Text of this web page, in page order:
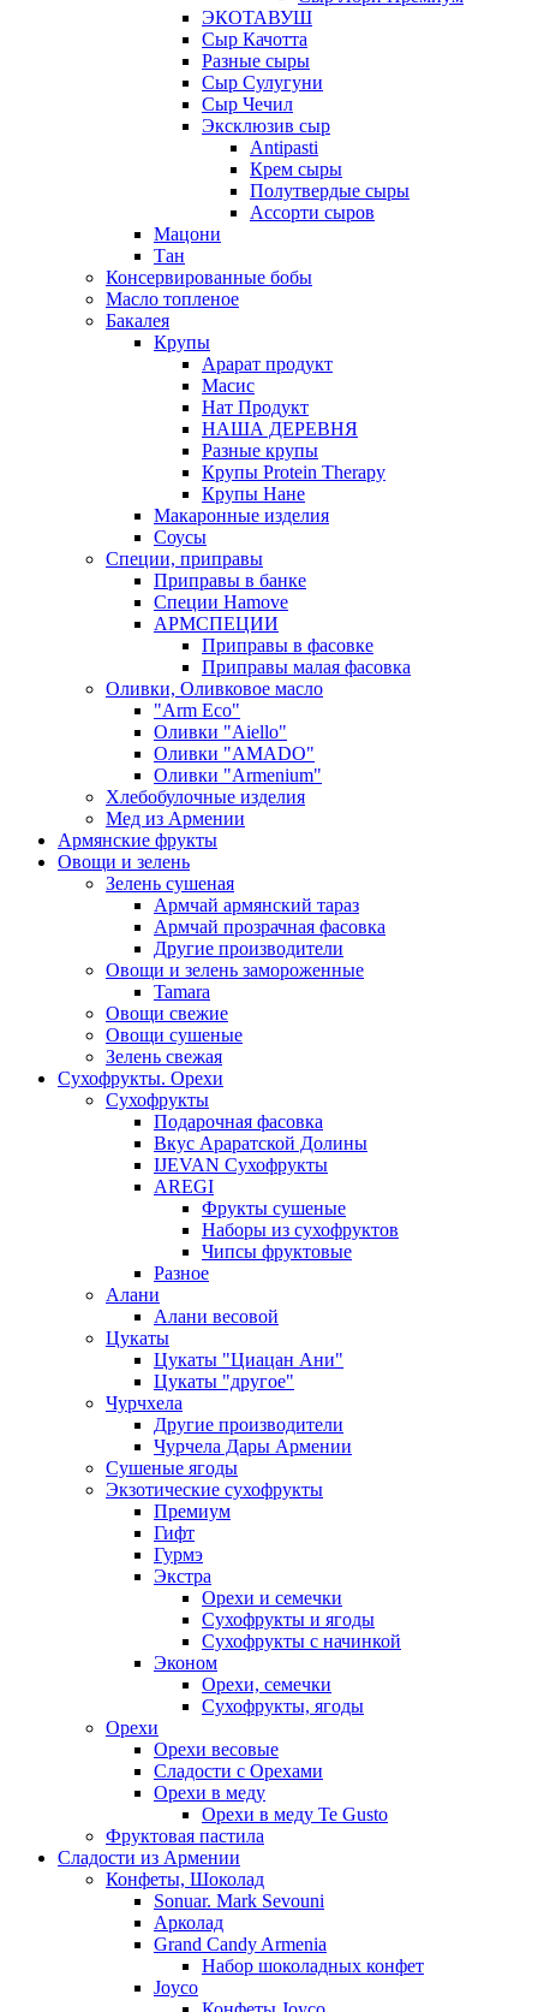
ЭКОТАВУШ
Сыр Качотта
Разные сыры
Сыр Сулугуни
Сыр Чечил
Эксклюзив сыр
Antipasti
Крем сыры
Полутвердые сыры
Ассорти сыров
Мацони
Тан
Консервированные бобы
Масло топленое
Бакалея
Крупы
Арарат продукт
Масис
Нат Продукт
НАША ДЕРЕВНЯ
Разные крупы
Крупы Protein Therapy
Крупы Нане
Макаронные изделия
Соусы
Специи, приправы
Приправы в банке
Специи Hamove
АРМСПЕЦИИ
Приправы в фасовке
Приправы малая фасовка
Оливки, Оливковое масло
"Arm Eco"
Оливки "Aiello"
Оливки "AMADO"
Оливки "Armenium"
Хлебобулочные изделия
Мед из Армении
Армянские фрукты
Овощи и зелень
Зелень сушеная
Армчай армянский тараз
Армчай прозрачная фасовка
Другие производители
Овощи и зелень замороженные
Tamara
Овощи свежие
Овощи сушеные
Зелень свежая
Сухофрукты. Орехи
Сухофрукты
Подарочная фасовка
Вкус Араратской Долины
IJEVAN Сухофрукты
AREGI
Фрукты сушеные
Наборы из сухофруктов
Чипсы фруктовые
Разное
Алани
Алани весовой
Цукаты
Цукаты "Циацан Ани"
Цукаты "другое"
Чурчхела
Другие производители
Чурчела Дары Армении
Сушеные ягоды
Экзотические сухофрукты
Премиум
Гифт
Гурмэ
Экстра
Орехи и семечки
Сухофрукты и ягоды
Сухофрукты с начинкой
Эконом
Орехи, семечки
Сухофрукты, ягоды
Орехи
Орехи весовые
Сладости с Орехами
Орехи в меду
Орехи в меду Te Gusto
Фруктовая пастила
Сладости из Армении
Конфеты, Шоколад
Sonuar. Mark Sevouni
Арколад
Grand Candy Armenia
Набор шоколадных конфет
Joyco